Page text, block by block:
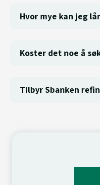
Hvor mye kan jeg
Koster det noe å
Tilbyr Sbanken